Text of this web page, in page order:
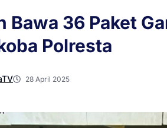
Bawa 36 Paket
Polresta
28 April 2025